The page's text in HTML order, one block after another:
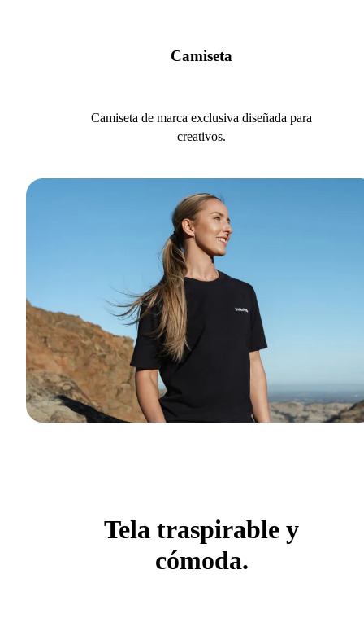
Camiseta
Camiseta de marca exclusiva diseñada para
creativos.
Tela traspirable y
cómoda.